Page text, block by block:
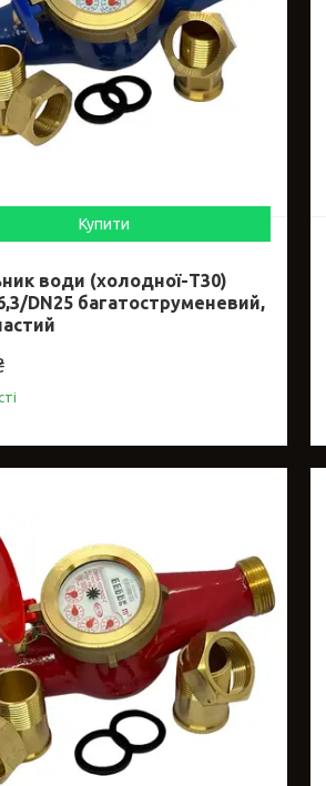
Купити
води (холодної-Т30)
DN25 багатоструменевий,